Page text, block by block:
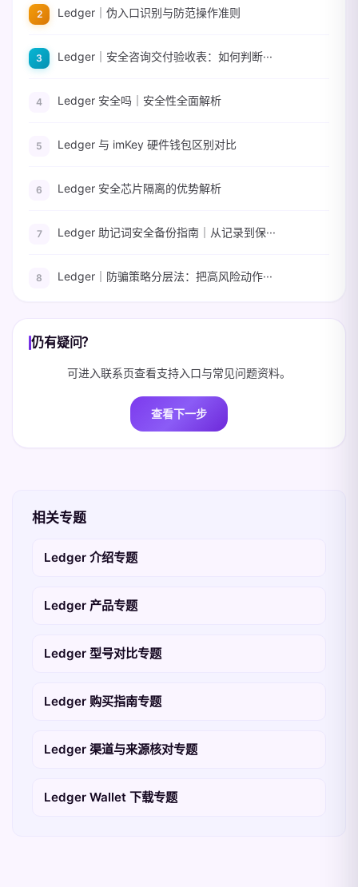
Ledger｜伪入口识别与防范操作准则
Ledger｜安全咨询交付验收表：如何判断···
Ledger 安全吗｜安全性全面解析
Ledger 与 imKey 硬件钱包区别对比
Ledger 安全芯片隔离的优势解析
Ledger 助记词安全备份指南｜从记录到保···
Ledger｜防骗策略分层法：把高风险动作···
仍有疑问？
可进入联系页查看支持入口与常见问题资料。
查看下一步
相关专题
Ledger 介绍专题
Ledger 产品专题
Ledger 型号对比专题
Ledger 购买指南专题
Ledger 渠道与来源核对专题
Ledger Wallet 下载专题